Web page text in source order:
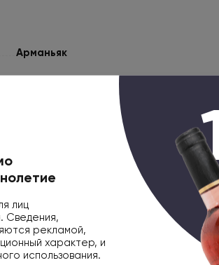
Арманьяк
Дижестив
лиц
Сведения,
рекламой,
характер, и
использования.